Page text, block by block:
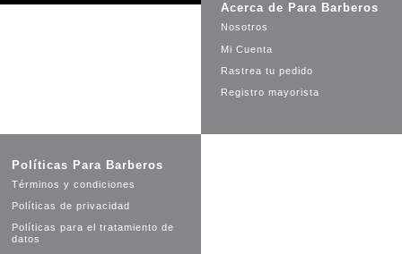
Acerca de Para Barberos
Nosotros
Mi Cuenta
Rastrea tu pedido
Registro mayorista
Políticas Para Barberos
Términos y condiciones
Políticas de privacidad
Políticas para el tratamiento de
datos